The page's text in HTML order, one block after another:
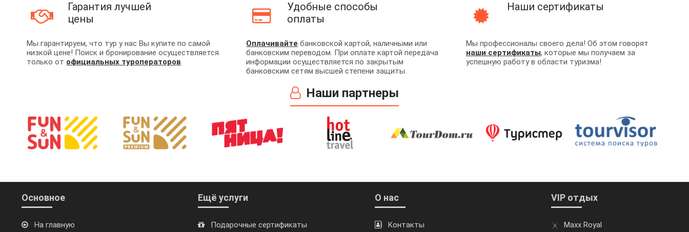
Гарантия лучшей
цены
Мы гарантируем, что тур у нас Вы купите по самой
низкой цене! Поиск и бронирование осуществляется
только от официальных туроператоров.
Удобные способы
оплаты
Оплачивайте банковской картой, наличными или
банковским переводом. При оплате картой передача
информации осуществляется по закрытым
банковским сетям высшей степени защиты.
Наши сертификаты
Мы профессионалы своего дела! Об этом говорят
наши сертификаты, которые мы получаем за
успешную работу в области туризма!
Наши партнеры
Основное
На главную
Ещё услуги
Подарочные сертификаты
О нас
Контакты
VIP отдых
Maxx Royal